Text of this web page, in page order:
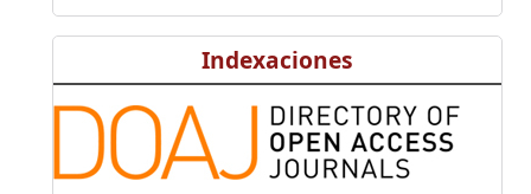
Indexaciones